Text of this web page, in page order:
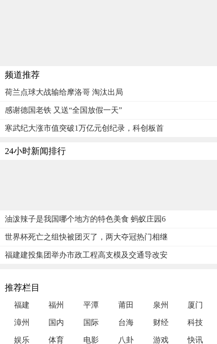
频道推荐
荷兰点球大战输给摩洛哥 淘汰出局
感谢德国老铁 又送“全国放假一天”
寒武纪大涨市值突破1万亿元创纪录，科创板首
24小时新闻排行
油泼辣子是我国哪个地方的特色美食 蚂蚁庄园6
世界杯死亡之组快被团灭了，两大夺冠热门相继
福建建投集团举办市政工程高支模及交通导改安
推荐栏目
福建 福州 平潭 莆田 泉州 厦门
漳州 国内 国际 台海 财经 科技
娱乐 体育 电影 八卦 游戏 快讯